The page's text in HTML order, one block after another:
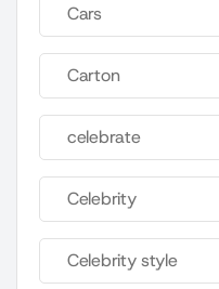
Cars
Carton
celebrate
Celebrity
Celebrity style